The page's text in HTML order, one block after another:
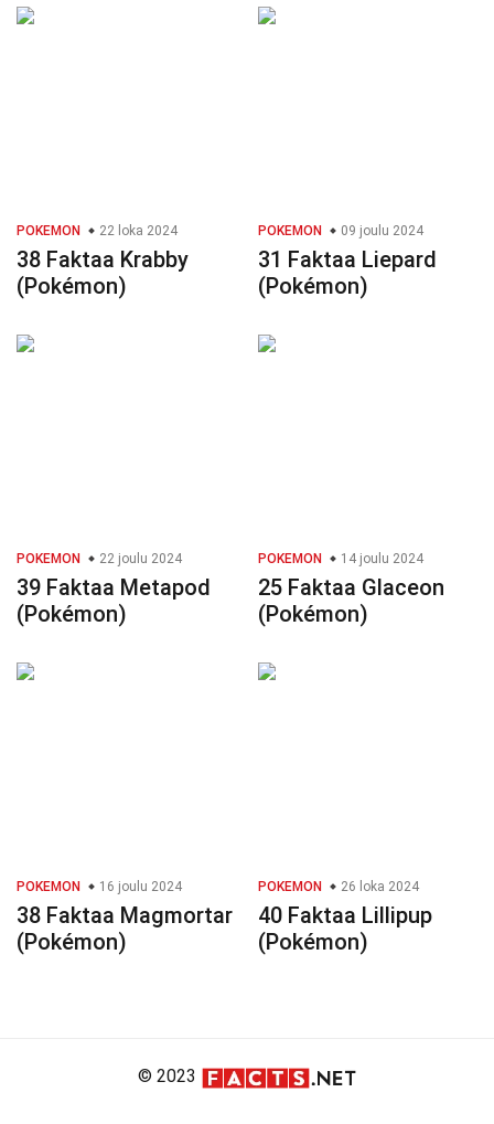
POKEMON 22 loka 2024
38 Faktaa Krabby
(Pokémon)
POKEMON 09 joulu 2024
31 Faktaa Liepard
(Pokémon)
POKEMON 22 joulu 2024
39 Faktaa Metapod
(Pokémon)
POKEMON 14 joulu 2024
25 Faktaa Glaceon
(Pokémon)
POKEMON 16 joulu 2024
38 Faktaa Magmortar
(Pokémon)
POKEMON 26 loka 2024
40 Faktaa Lillipup
(Pokémon)
© 2023